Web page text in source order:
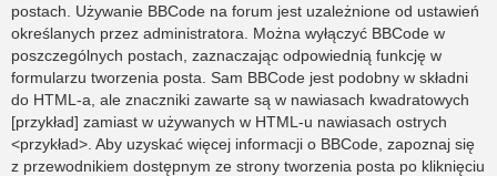
postach. Używanie BBCode na forum jest uzależnione od ustawień
określanych przez administratora. Można wyłączyć BBCode w
poszczególnych postach, zaznaczając odpowiednią funkcję w
formularzu tworzenia posta. Sam BBCode jest podobny w składni
do HTML-a, ale znaczniki zawarte są w nawiasach kwadratowych
[przykład] zamiast w używanych w HTML-u nawiasach ostrych
<przykład>. Aby uzyskać więcej informacji o BBCode, zapoznaj się
z przewodnikiem dostępnym ze strony tworzenia posta po kliknięciu